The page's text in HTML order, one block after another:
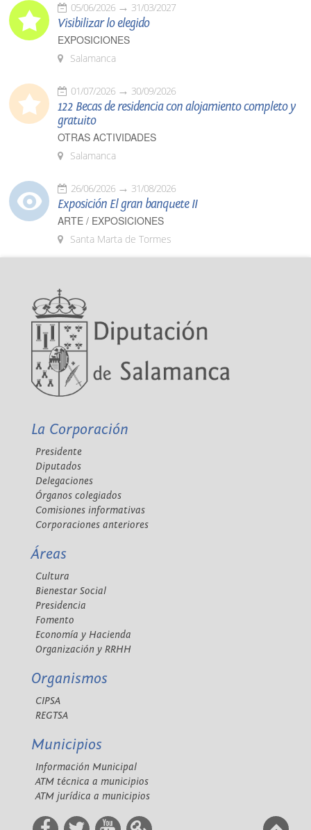
05/06/2026 31/03/2027
Visibilizar lo elegido
EXPOSICIONES
Salamanca
01/07/2026 30/09/2026
122 Becas de residencia con alojamiento completo y
gratuito
OTRAS ACTIVIDADES
Salamanca
26/06/2026 31/08/2026
Exposición El gran banquete II
ARTE / EXPOSICIONES
Santa Marta de Tormes
La Corporación
Presidente
Diputados
Delegaciones
Órganos colegiados
Comisiones informativas
Corporaciones anteriores
Áreas
Cultura
Bienestar Social
Presidencia
Fomento
Economía y Hacienda
Organización y RRHH
Organismos
CIPSA
REGTSA
Municipios
Información Municipal
ATM técnica a municipios
ATM jurídica a municipios